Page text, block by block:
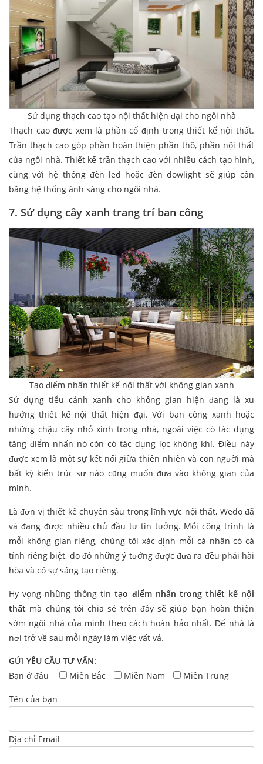
Sử dụng thạch cao tạo nội thất hiện đại cho ngôi nhà
Thạch cao được xem là phần cố định trong thiết kế nội thất.
Trần thạch cao góp phần hoàn thiện phần thô, phần nội thất
của ngôi nhà. Thiết kế trần thạch cao với nhiều cách tạo hình,
cùng với hệ thống đèn led hoặc đèn dowlight sẽ giúp cân
bằng hệ thống ánh sáng cho ngôi nhà.
7. Sử dụng cây xanh trang trí ban công
Tạo điểm nhấn thiết kế nội thất với không gian xanh
Sử dụng tiểu cảnh xanh cho không gian hiện đang là xu
hướng thiết kế nội thất hiện đại. Với ban công xanh hoặc
những chậu cây nhỏ xinh trong nhà, ngoài việc có tác dụng
tăng điểm nhấn nó còn có tác dụng lọc không khí. Điều này
được xem là một sự kết nối giữa thiên nhiên và con người mà
bất kỳ kiến trúc sư nào cũng muốn đưa vào không gian của
mình.
Là đơn vị thiết kế chuyên sâu trong lĩnh vực nội thất, Wedo đã
và đang được nhiều chủ đầu tư tin tưởng. Mỗi công trình là
mỗi không gian riêng, chúng tôi xác định mỗi cá nhân có cá
tính riêng biệt, do đó những ý tưởng được đưa ra đều phải hài
hòa và có sự sáng tạo riêng.
Hy vọng những thông tintạo điểm nhấn trong thiết kế nội
thất mà chúng tôi chia sẻ trên đây sẽ giúp bạn hoàn thiện
sớm ngôi nhà của mình theo cách hoàn hảo nhất. Để nhà là
nơi trở về sau mỗi ngày làm việc vất vả.
GỬI YÊU CẦU TƯ VẤN:
Bạn ở đâu
Miền Bắc Miền Nam Miền Trung
Tên của bạn
Địa chỉ Email